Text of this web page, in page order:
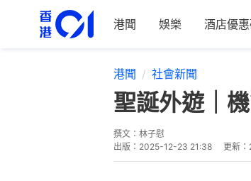
港聞 娛樂 酒店優
港聞 社會新聞
聖誕外遊｜
撰文： 林子慰
出版： 2025-12-23 21:38 更新：